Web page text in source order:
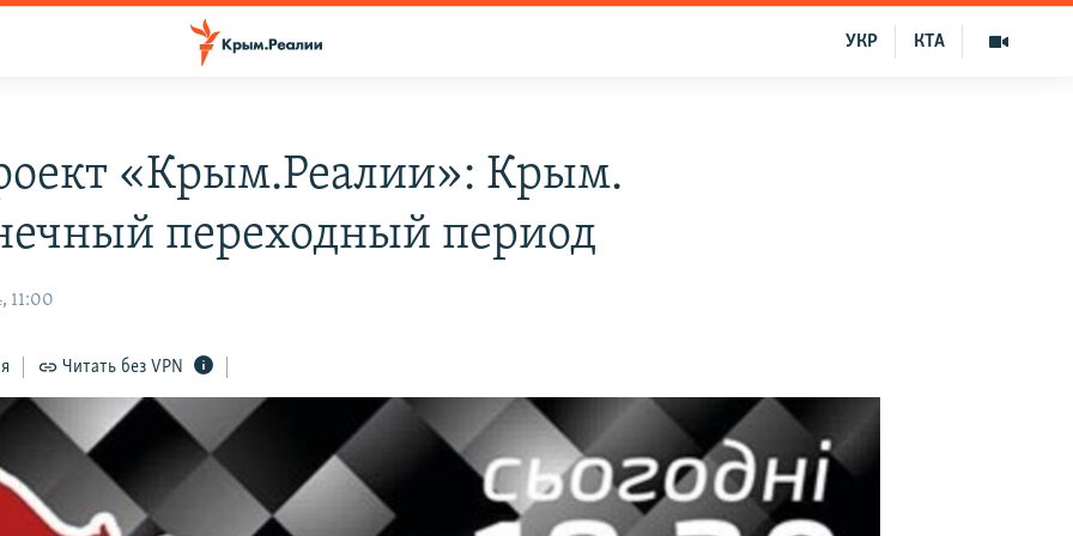
КТА
УКР
«Крым.Реалии»: Крым.
переходный период
11:00
Читать без VPN